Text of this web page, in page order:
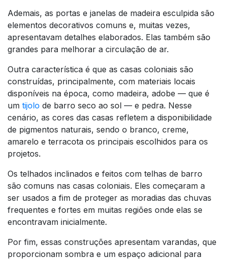
Ademais, as portas e janelas de madeira esculpida são
elementos decorativos comuns e, muitas vezes,
apresentavam detalhes elaborados. Elas também são
grandes para melhorar a circulação de ar.
Outra característica é que as casas coloniais são
construídas, principalmente, com materiais locais
disponíveis na época, como madeira, adobe — que é
um tijolo de barro seco ao sol — e pedra. Nesse
cenário, as cores das casas refletem a disponibilidade
de pigmentos naturais, sendo o branco, creme,
amarelo e terracota os principais escolhidos para os
projetos.
Os telhados inclinados e feitos com telhas de barro
são comuns nas casas coloniais. Eles começaram a
ser usados a fim de proteger as moradias das chuvas
frequentes e fortes em muitas regiões onde elas se
encontravam inicialmente.
Por fim, essas construções apresentam varandas, que
proporcionam sombra e um espaço adicional para